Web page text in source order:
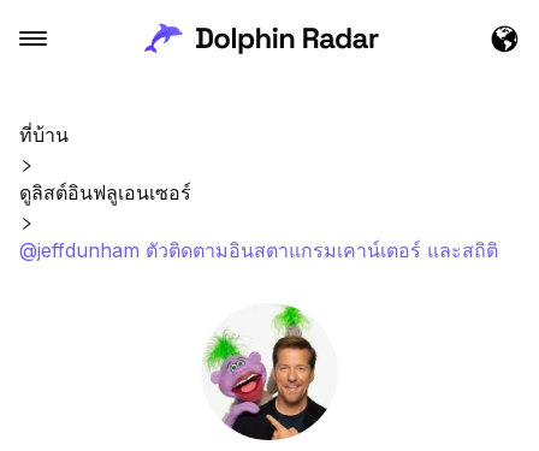
ที่บ้าน
ดูลิสต์อินฟลูเอนเซอร์
@jeffdunham ตัวติดตามอินสตาแกรมเคาน์เตอร์ และสถิติ